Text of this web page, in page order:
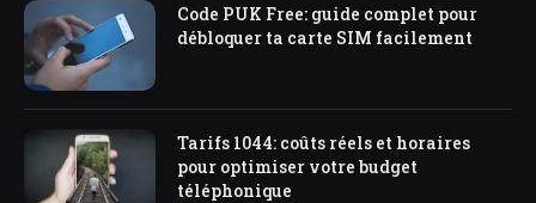
Code PUK Free: guide complet pour
débloquer ta carte SIM facilement
Tarifs 1044: coûts réels et horaires
pour optimiser votre budget
téléphonique